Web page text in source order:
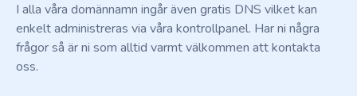
I alla våra domännamn ingår även gratis DNS vilket kan
enkelt administreras via våra kontrollpanel. Har ni några
frågor så är ni som alltid varmt välkommen att kontakta
oss.